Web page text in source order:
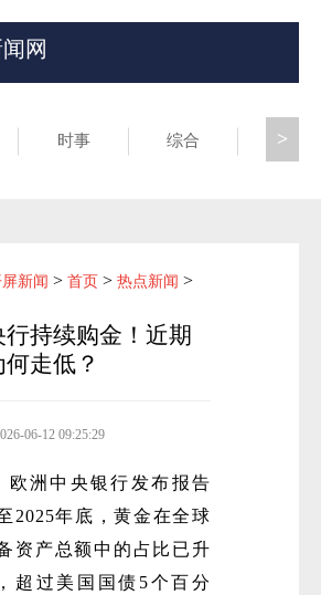
网
时事 综合 昆滇
>
新闻 > 首页 > 热点新闻 >
持续购金！近期
走低？
06-12 09:25:29
欧洲中央银行发布报告
2025年底，黄金在全球
资产总额中的占比已升
超过美国国债5个百分